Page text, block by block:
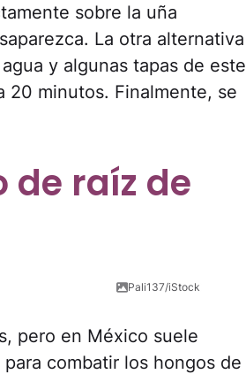
sobre la uña
La otra alternativa
y algunas tapas de este
20 minutos. Finalmente, se
de raíz de
Pali137/iStock
pero en México suele
combatir los hongos de